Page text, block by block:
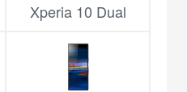
Xperia 10 Dual